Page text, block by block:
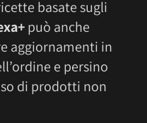
basate sugli
può anche
aggiornamenti in
e persino
di prodotti non